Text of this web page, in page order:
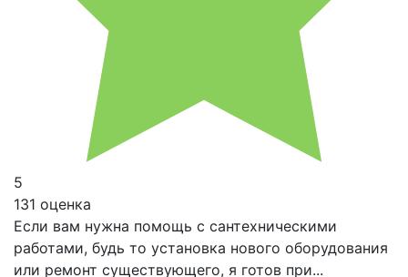
5
131 оценка
Если вам нужна помощь с сантехническими
работами, будь то установка нового оборудования
или ремонт существующего, я готов при...